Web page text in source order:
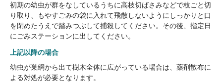
初期の幼虫が群をなしているうちに高枝切ばさみなどで枝ごと切
り取り、もやすごみの袋に入れて飛散しないようにしっかりと口
を閉めたうえで踏みつぶして捕殺してください。その後、指定日
にごみステーションに出してください。
上記以降の場合
幼虫が巣網から出て樹木全体に広がっている場合は、薬剤散布に
よる対処が必要となります。